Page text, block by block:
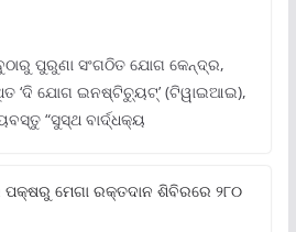
ପୁରୁଣା ସଂଗଠିତ ଯୋଗ କେନ୍ଦ୍ର,
‘ଦି ଯୋଗ ଇନଷ୍ଟିଚ୍ୟୁଟ୍‌’ (ଟିୱାଇଆଇ),
“ସୁସ୍ଥ ବାର୍ଦ୍ଧକ୍ୟ
ମେଗା ରକ୍ତଦାନ ଶିବିରରେ ୨୮୦